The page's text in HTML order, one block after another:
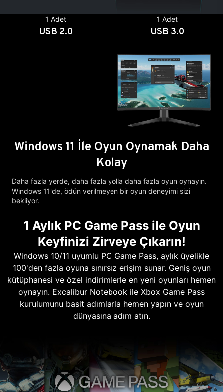
1 Adet
USB 2.0
1 Adet
USB 3.0
Windows 11 İle Oyun Oynamak Daha
Kolay
Daha fazla yerde, daha fazla yolla daha fazla oyun oynayın.
Windows 11'de, ödün verilmeyen bir oyun deneyimi sizi
bekliyor.
1 Aylık PC Game Pass ile Oyun
Keyfinizi Zirveye Çıkarın!
Windows 10/11 uyumlu PC Game Pass, aylık üyelikle
100'den fazla oyuna sınırsız erişim sunar. Geniş oyun
kütüphanesi ve özel indirimlerle en yeni oyunları hemen
oynayın. Excalibur Notebook ile Xbox Game Pass
kurulumunu basit adımlarla hemen yapın ve oyun
dünyasına adım atın.